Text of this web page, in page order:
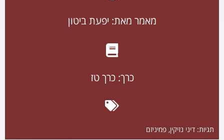
מאמר מאת: יפעת ביטון
כרך:כרך טז
תגיות: דיני נזיקין, פמיניזם